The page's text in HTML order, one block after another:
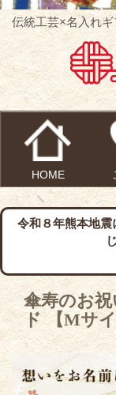
伝統工芸×名入れ
HOME
令和８年熊本地
傘寿のお
ド 【Mサ